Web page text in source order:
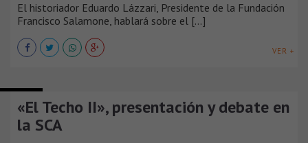
El historiador Eduardo Lázzari, Presidente de la Fundación
Francisco Salamone, hablará sobre el [...]
VER +
«El Techo II», presentación y debate en
la SCA